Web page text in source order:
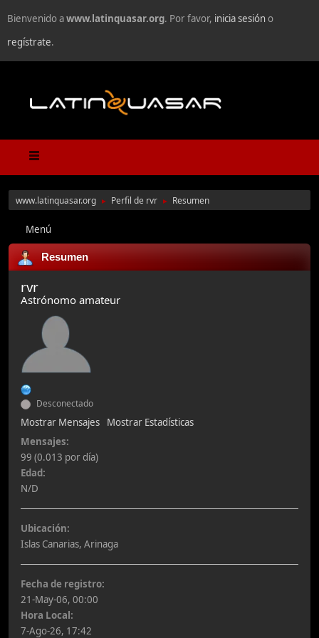
Bienvenido awww.latinquasar.org. Por favor, inicia sesióno
regístrate.
www.latinquasar.org ► Perfil de rvr ► Resumen
Menú
Resumen
rvr
Astrónomo amateur
Desconectado
Mostrar Mensajes
Mostrar Estadísticas
Mensajes:
99 (0.013 por día)
Edad:
N/D
Ubicación:
Islas Canarias, Arinaga
Fecha de registro:
21-May-06, 00:00
Hora Local:
7-Ago-26, 17:42